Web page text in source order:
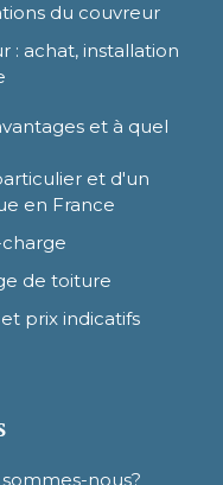
du couvreur
: achat, installation
et à quel
et d'un
en France
de toiture
prix indicatifs
sommes-nous?